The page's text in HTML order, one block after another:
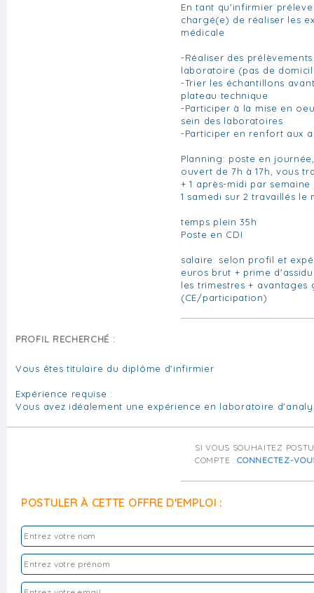
En tant qu'infirmier
chargé(e) de réaliser les
médicale
-Réaliser des
laboratoire (pas de
-Trier les échantillons
plateau technique
-Participer à la mise en
sein des laboratoires
-Participer en renfort aux
Planning: poste en
ouvert de 7h à 17h, vous
+ 1 après-midi par semaine
1 samedi sur 2 travaillés le
temps plein 35h
Poste en CDI
salaire: selon profil et
euros brut + prime
les trimestres + avantages
(CE/participation)
PROFIL RECHERCHÉ :
Vous êtes titulaire du diplôme d'infirmier
Expérience requise :
Vous avez idéalement une expérience en laboratoire
SI VOUS SOUHAITEZ
COMPTE :CONNECTEZ-
POSTULER À CETTE OFFRE D'EMPLOI :